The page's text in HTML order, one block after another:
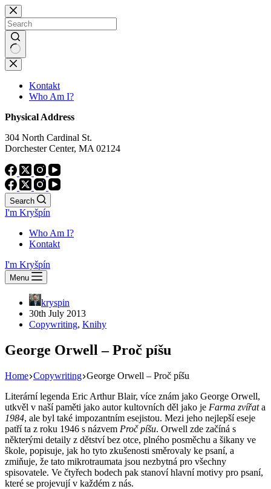
Skip
to
content
No
results
Kontakt
Who Am I?
Physical Address
304 North Cardinal St.
Dorchester Center, MA 02124
Search
I'm Kryšpín
Who Am I?
Kontakt
I'm Kryšpín
Menu
kryspin
30th July 2013
Copywriting, Knihy
George Orwell – Proč píšu
Home Copywriting George Orwell – Proč píšu
Literární legenda Eric Arthur Blair, více znám jako George Orwell,
utkvěl v naší paměti jako autor kultovních děl jako je Farma zvířata
1984, ale byl také impozantním esejistou. Mezi jeho nejlepší eseje
patří ta z roku 1946 s názvem Proč píšu. Orwell zde začíná s
některými detaily z dětství bez otce, plného posměchu a šikany ve
škole, popisuje, jak ho tyto zkušenosti směrovaly ke psaní, a
zmiňuje, že tato mikrotraumata jsou nezbytná pro všechny
spisovatele. Ve čtyřech bodech pak stanoví hlavní motivy pro psaní,
které se projevují v každém z nás.